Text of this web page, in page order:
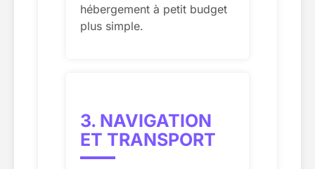
hébergement à petit budget
plus simple.
3. NAVIGATION
ET TRANSPORT